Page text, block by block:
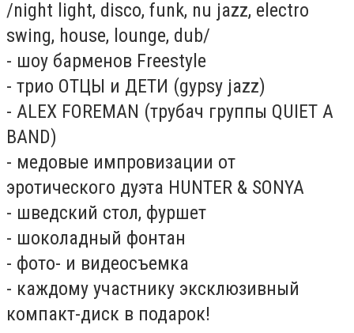
/night light, disco, funk, nu jazz, electro
swing, house, lounge, dub/
- шоу барменов Freestyle
- трио ОТЦЫ и ДЕТИ (gypsy jazz)
- ALEX FOREMAN (трубач группы QUIET A
BAND)
- медовые импровизации от
эротического дуэта HUNTER & SONYA
- шведский стол, фуршет
- шоколадный фонтан
- фото- и видеосъемка
- каждому участнику эксклюзивный
компакт-диск в подарок!